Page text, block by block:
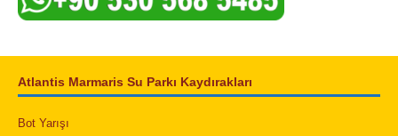
Atlantis Marmaris Su Parkı Kaydırakları
Bot Yarışı